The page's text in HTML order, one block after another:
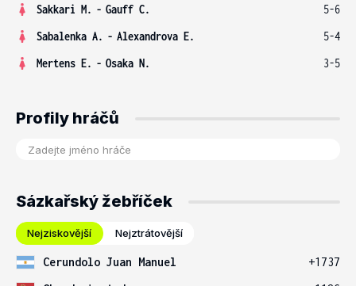
Sakkari M. - Gauff C.
5-6
Sabalenka A. - Alexandrova E.
5-4
Mertens E. - Osaka N. 3-5
Profily hráčů
Sázkařský žebříček
Nejziskovější Nejztrátovější
Cerundolo Juan Manuel
+1737